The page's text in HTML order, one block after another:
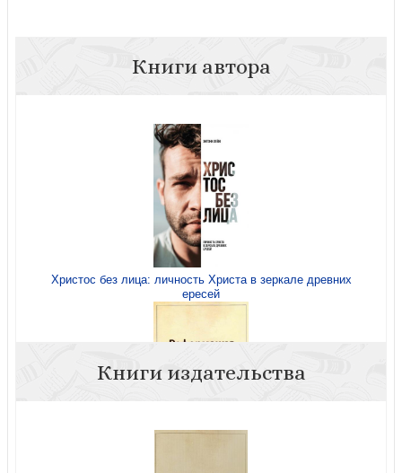
Книги автора
Христос без лица: личность Христа в зеркале древних
ересей
Книги издательства